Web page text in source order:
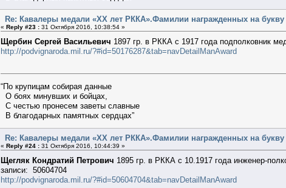
Re: Кавалеры медали «ХХ лет РККА».Фамилии награжденных на
«Reply #23 : 31 Октября 2016, 10:38:54 »
Щербин Сергей Васильевич 1897 гр. в РККА с 1917 года подполковник
http://podvignaroda.mil.ru/?#id=50176287&tab=navDetailManAward
“По крупицам собирая данные
О боях минувших и бойцах,
С честью пронесем заветы славные
В благодарных памятных сердцах”
Re: Кавалеры медали «ХХ лет РККА».Фамилии награжденных на
«Reply #24 : 31 Октября 2016, 10:44:39 »
Щегляк Кондратий Петрович 1895 гр. в РККА с 10.1917 года инженер-
записи: 50604704
http://podvignaroda.mil.ru/?#id=50604704&tab=navDetailManAward